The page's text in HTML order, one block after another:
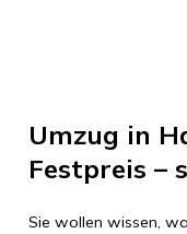
Umzug in
Festpreis –
Sie wollen wissen,